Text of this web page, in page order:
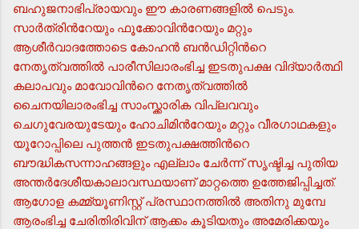
ബഹുജനാഭിപ്രായവും ഈ കാരണങ്ങളില്‍ പെടും.
സാര്‍ത്രിന്‍റേയും ഫൂക്കോവിന്‍റേയും മറ്റും
ആശീര്‍വാദത്തോടെ കോഹന്‍ ബന്‍ഡിറ്റിന്‍റെ
നേതൃത്വത്തില്‍ പാരീസിലാരംഭിച്ച ഇടതുപക്ഷ വിദ്യാര്‍ത്ഥി
കലാപവും മാവോവിന്‍റെ നേതൃത്വത്തില്‍
ചൈനയിലാരംഭിച്ച സാംസ്ക്കാരിക വിപ്ലവവും
ചെഗുവേരയുടേയും ഹോചിമിന്‍റേയും മറ്റും വീരഗാഥകളും
യൂറോപ്പിലെ പുത്തന്‍ ഇടതുപക്ഷത്തിന്‍റെ
ബൗദ്ധികസന്നാഹങ്ങളും എല്ലാം ചേര്‍ന്ന് സൃഷ്ടിച്ച പുതിയ
അന്തര്‍ദേശീയകാലാവസ്ഥയാണ് മാറ്റത്തെ ഉത്തേജിപ്പിച്ചത്.
ആഗോള കമ്മ്യൂണിസ്റ്റ് പ്രസ്ഥാനത്തില്‍ അതിനു മുമ്പേ
ആരംഭിച്ച ചേരിതിരിവിന് ആക്കം കൂടിയതും അമേരിക്കയും